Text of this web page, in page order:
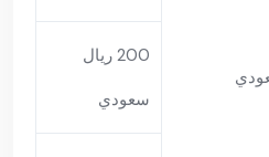
200 ريال
سعودي